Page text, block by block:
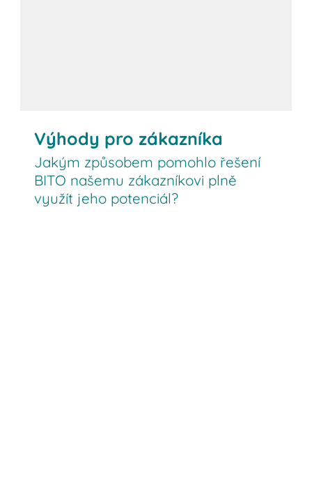
Výhody pro zákazníka
Jakým způsobem pomohlo řešení
BITO našemu zákazníkovi plně
využít jeho potenciál?